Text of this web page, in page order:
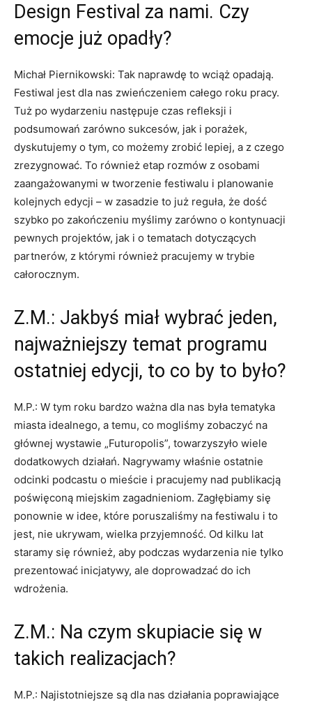
Design Festival za nami. Czy
emocje już opadły?
Michał Piernikowski: Tak naprawdę to wciąż opadają.
Festiwal jest dla nas zwieńczeniem całego roku pracy.
Tuż po wydarzeniu następuje czas refleksji i
podsumowań zarówno sukcesów, jak i porażek,
dyskutujemy o tym, co możemy zrobić lepiej, a z czego
zrezygnować. To również etap rozmów z osobami
zaangażowanymi w tworzenie festiwalu i planowanie
kolejnych edycji – w zasadzie to już reguła, że dość
szybko po zakończeniu myślimy zarówno o kontynuacji
pewnych projektów, jak i o tematach dotyczących
partnerów, z którymi również pracujemy w trybie
całorocznym.
Z.M.: Jakbyś miał wybrać jeden,
najważniejszy temat programu
ostatniej edycji, to co by to było?
M.P.: W tym roku bardzo ważna dla nas była tematyka
miasta idealnego, a temu, co mogliśmy zobaczyć na
głównej wystawie „Futuropolis”, towarzyszyło wiele
dodatkowych działań. Nagrywamy właśnie ostatnie
odcinki podcastu o mieście i pracujemy nad publikacją
poświęconą miejskim zagadnieniom. Zagłębiamy się
ponownie w idee, które poruszaliśmy na festiwalu i to
jest, nie ukrywam, wielka przyjemność. Od kilku lat
staramy się również, aby podczas wydarzenia nie tylko
prezentować inicjatywy, ale doprowadzać do ich
wdrożenia.
Z.M.: Na czym skupiacie się w
takich realizacjach?
M.P.: Najistotniejsze są dla nas działania poprawiające